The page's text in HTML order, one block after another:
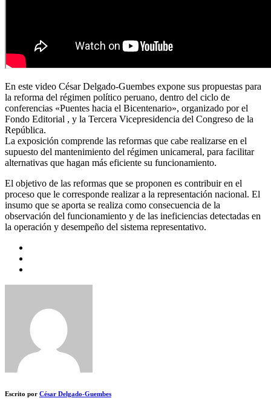
En este video César Delgado-Guembes expone sus propuestas para
la reforma del régimen político peruano, dentro del ciclo de
conferencias «Puentes hacia el Bicentenario», organizado por el
Fondo Editorial , y la Tercera Vicepresidencia del Congreso de la
República.
La exposición comprende las reformas que cabe realizarse en el
supuesto del mantenimiento del régimen unicameral, para facilitar
alternativas que hagan más eficiente su funcionamiento.
El objetivo de las reformas que se proponen es contribuir en el
proceso que le corresponde realizar a la representación nacional. El
insumo que se aporta se realiza como consecuencia de la
observación del funcionamiento y de las ineficiencias detectadas en
la operación y desempeño del sistema representativo.
Escrito por César Delgado-Guembes